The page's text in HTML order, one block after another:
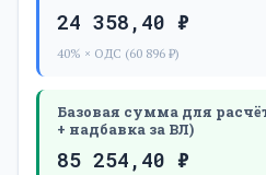
24 358,40 ₽
40% × ОДС (60 896 ₽)
Базовая сумма для
+ надбавка за ВЛ)
85 254,40 ₽